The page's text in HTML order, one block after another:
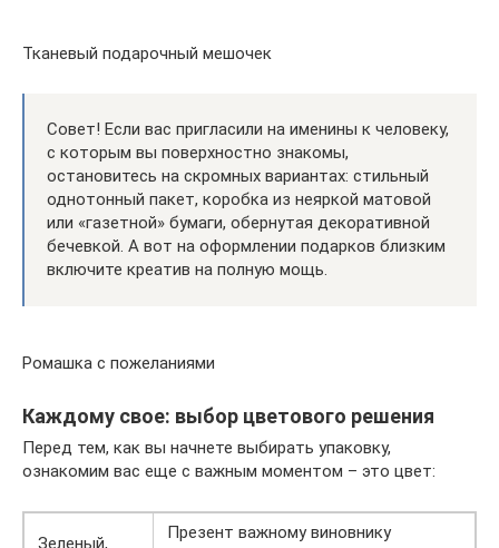
Тканевый подарочный мешочек
Совет! Если вас пригласили на именины к человеку,
с которым вы поверхностно знакомы,
остановитесь на скромных вариантах: стильный
однотонный пакет, коробка из неяркой матовой
или «газетной» бумаги, обернутая декоративной
бечевкой. А вот на оформлении подарков близким
включите креатив на полную мощь.
Ромашка с пожеланиями
Каждому свое: выбор цветового решения
Перед тем, как вы начнете выбирать упаковку,
ознакомим вас еще с важным моментом – это цвет:
Зеленый,
Презент важному виновнику